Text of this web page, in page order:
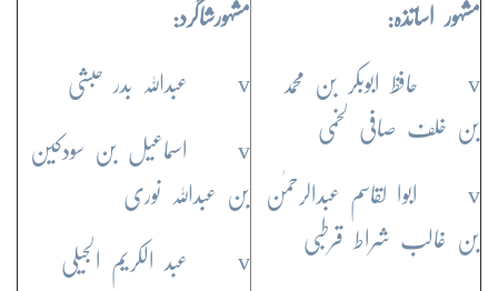
مشہور اساتذہ:
v حافظ ابوبکر بن محمد
بن خلف صافی لخمی
v ابوا لقاسم عبدالرحمٰن
بن غالب شراط قرطبی
مشہورشاگرد:
v عبداللہ بدر حبشی
v اسماعیل بن سودکین
بن عبداللہ نوری
v عبد الکریم الجیلی